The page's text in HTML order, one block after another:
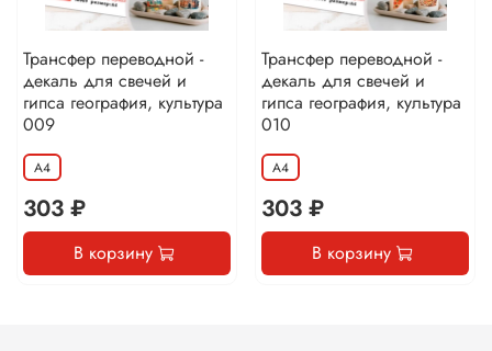
Трансфер переводной -
декаль для свечей и
гипса география, культура
009
А4
303 ₽
В корзину
Трансфер переводной -
декаль для свечей и
гипса география, культура
010
А4
303 ₽
В корзину